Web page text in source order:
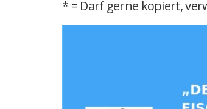
* = Darf gerne kopiert,